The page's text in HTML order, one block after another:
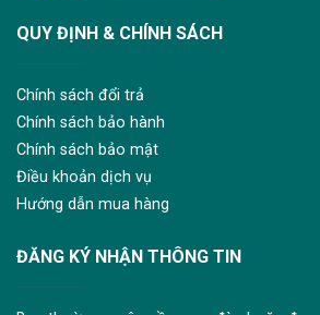
QUY ĐỊNH & CHÍNH SÁCH
Chính sách đổi trả
Chính sách bảo hành
Chính sách bảo mật
Điều khoản dịch vụ
Hướng dẫn mua hàng
ĐĂNG KÝ NHẬN THÔNG TIN